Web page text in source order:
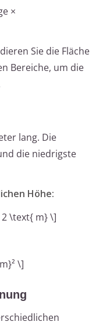
×
Sie die Fläche
Bereiche, um die
lang. Die
die niedrigste
Höhe:
2 \text{ m} \]
\]